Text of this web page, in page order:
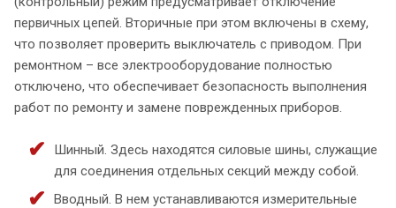
первичных цепей. Вторичные при этом включены в схему,
что позволяет проверить выключатель с приводом. При
ремонтном – все электрооборудование полностью
отключено, что обеспечивает безопасность выполнения
работ по ремонту и замене поврежденных приборов.
Шинный. Здесь находятся силовые шины, служащие
для соединения отдельных секций между собой.
Вводный. В нем устанавливаются измерительные